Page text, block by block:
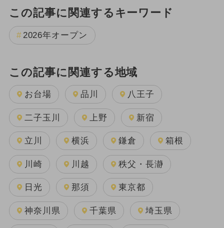
この記事に関連するキーワード
2026年オープン
この記事に関連する地域
お台場 品川 八王子
二子玉川 上野 新宿
立川 横浜 鎌倉 箱根
川崎 川越 秩父・長瀞
日光 那須 東京都
神奈川県 千葉県 埼玉県